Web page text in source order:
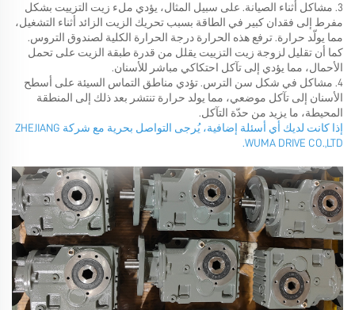
3. مشاكل أثناء الصيانة. على سبيل المثال، يؤدي ملء زيت التزييت بشكل
مفرط إلى فقدان كبير في الطاقة بسبب تحريك الزيت الزائد أثناء التشغيل،
مما يولّد حرارة. ترفع هذه الحرارة درجة الحرارة الكلية لصندوق التروس.
كما أن تقليل لزوجة زيت التزييت يقلل من قدرة طبقة الزيت على تحمل
الأحمال، مما يؤدي إلى تآكل احتكاكي مباشر للأسنان.
4. مشاكل في شكل سن الترس. تؤدي مناطق التماس السيئة على أسطح
الأسنان إلى تآكل موضعي، مما يولد حرارة تنتشر بعد ذلك إلى المنطقة
المحيطة، ما يزيد من حدّة التآكل.
إذا كانت لديك أي أسئلة إضافية، يُرجى التواصل بحرية مع شركة ZHEJIANG
WUMA DRIVE CO.,LTD.